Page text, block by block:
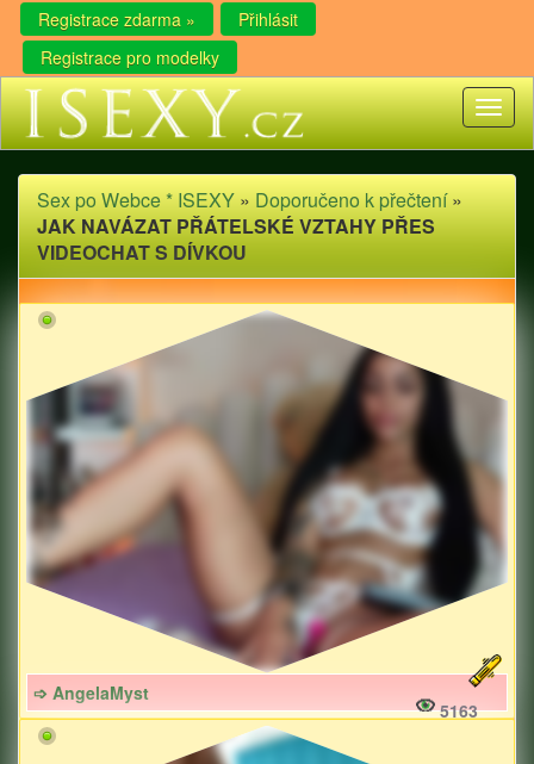
Registrace zdarma »
Přihlásit
Registrace pro modelky
Sex po Webce * ISEXY » Doporučeno k přečtení»
JAK NAVÁZAT PŘÁTELSKÉ VZTAHY PŘES
VIDEOCHAT S DÍVKOU
➩ AngelaMyst
5163